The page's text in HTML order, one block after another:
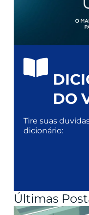
DO
Tire suas
dicionário:
Últimas